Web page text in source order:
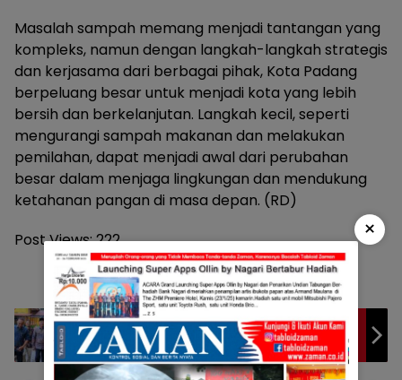
Masalah sampah memang menjadi tantangan yang
kompleks, namun dengan langkah-langkah strategis
dan kerjasama dari berbagai pihak, Kota Padang
berpeluang besar untuk menjadi kota yang lebih
bersih dan berkelanjutan. Langkah kecil, seperti
mengurangi sampah makanan dan melakukan
pemilahan, dapat menjadi awal dari perubahan
besar dalam menjaga lingkungan dan mendukung
ketahanan pangan di masa depan. (RD)
Post Views:222
Bupati Sabar AS, Apresiasi PT Sampoerna
Foundation Membantu pendidikan di
Pasaman
×